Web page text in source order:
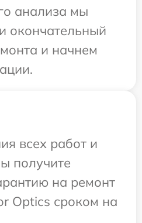
анализа мы
окончательный
и начнем
всех работ и
получите
на ремонт
Optics сроком на